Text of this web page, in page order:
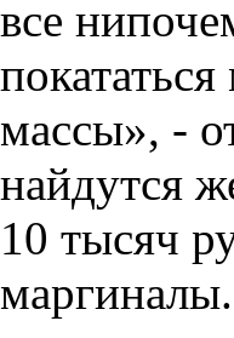
все
массы», -
найдутся
10 тысяч
маргиналы.